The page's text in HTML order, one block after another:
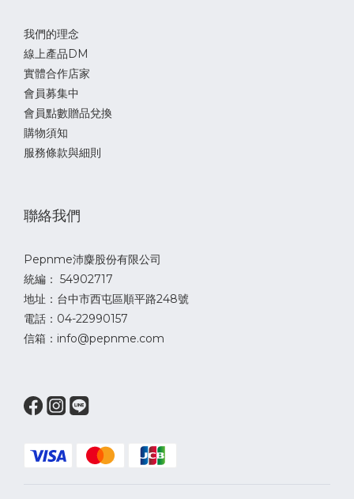
我們的理念
線上產品DM
實體合作店家
會員募集中
會員點數贈品兌換
購物須知
服務條款與細則
聯絡我們
Pepnme沛麋股份有限公司
統編： 54902717
地址：台中市西屯區順平路248號
電話：04-22990157
信箱：info@pepnme.com